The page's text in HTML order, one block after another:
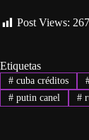
Post Views: 267
Etiquetas
#cuba créditos
#putin canel #